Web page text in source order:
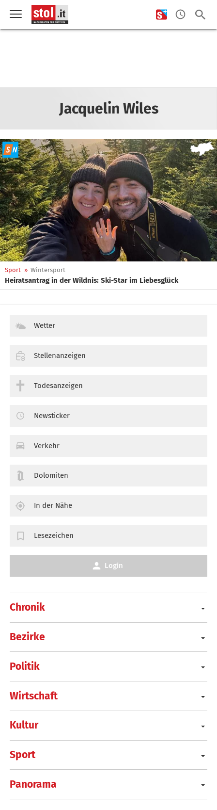
Jacquelin Wiles
Sport » Wintersport
Heiratsantrag in der Wildnis: Ski-Star im Liebesglück
Chronik
Bezirke
Politik
Wirtschaft
Kultur
Sport
Panorama
Wetter
Stellenanzeigen
Todesanzeigen
Newsticker
Verkehr
Dolomiten
In der Nähe
Lesezeichen
Login